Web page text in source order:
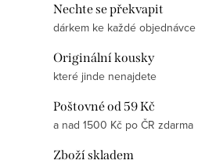
Nechte se překvapit
dárkem ke každé objednávce
Originální kousky
které jinde nenajdete
Poštovné od 59 Kč
a nad 1500 Kč po ČR zdarma
Zboží skladem